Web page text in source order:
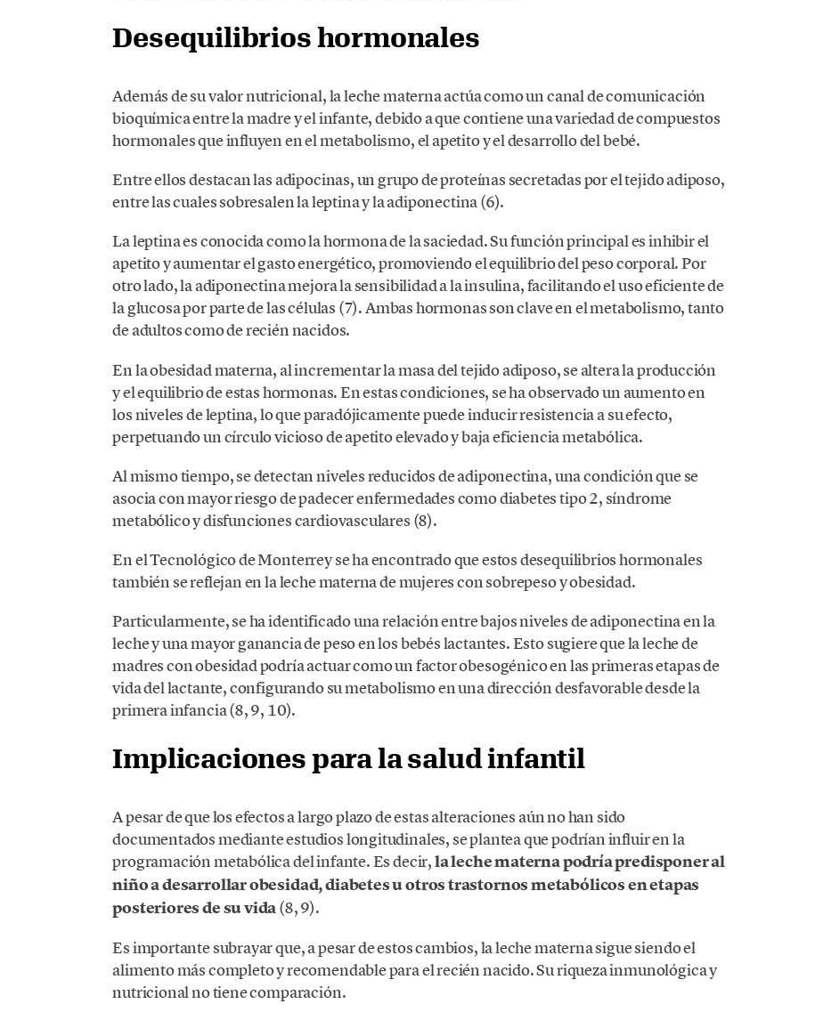
Desequilibrios hormonales
Además de su valor nutricional, la leche materna actúa como un canal de comunicación
bioquímica entre la madre y el infante, debido a que contiene una variedad de compuestos
hormonales que influyen en el metabolismo, el apetito y el desarrollo del bebé.
Entre ellos destacan las adipocinas, un grupo de proteínas secretadas por el tejido adiposo,
entre las cuales sobresalen la leptina y la adiponectina (6).
La leptina es conocida como la hormona de la saciedad. Su función principal es inhibir el
apetito y aumentar el gasto energético, promoviendo el equilibrio del peso corporal. Por
otro lado, la adiponectina mejora la sensibilidad a la insulina, facilitando el uso eficiente de
la glucosa por parte de las células (7). Ambas hormonas son clave en el metabolismo, tanto
de adultos como de recién nacidos.
En la obesidad materna, al incrementar la masa del tejido adiposo, se altera la producción
y el equilibrio de estas hormonas. En estas condiciones, se ha observado un aumento en
los niveles de leptina, lo que paradójicamente puede inducir resistencia a su efecto,
perpetuando un círculo vicioso de apetito elevado y baja eficiencia metabólica.
Al mismo tiempo, se detectan niveles reducidos de adiponectina, una condición que se
asocia con mayor riesgo de padecer enfermedades como diabetes tipo 2, síndrome
metabólico y disfunciones cardiovasculares (8).
En el Tecnológico de Monterrey se ha encontrado que estos desequilibrios hormonales
también se reflejan en la leche materna de mujeres con sobrepeso y obesidad.
Particularmente, se ha identificado una relación entre bajos niveles de adiponectina en la
leche y una mayor ganancia de peso en los bebés lactantes. Esto sugiere que la leche de
madres con obesidad podría actuar como un factor obesogénico en las primeras etapas de
vida del lactante, configurando su metabolismo en una dirección desfavorable desde la
primera infancia (8, 9, 10).
Implicaciones para la salud infantil
A pesar de que los efectos a largo plazo de estas alteraciones aún no han sido
documentados mediante estudios longitudinales, se plantea que podrían influir en la
programación metabólica del infante. Es decir,la leche materna podría predisponer al
niño a desarrollar obesidad, diabetes u otros trastornos metabólicos en etapas
posteriores de su vida(8, 9).
Es importante subrayar que, a pesar de estos cambios, la leche materna sigue siendo el
alimento más completo y recomendable para el recién nacido. Su riqueza inmunológica y
nutricional no tiene comparación.